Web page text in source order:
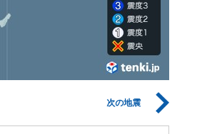
次の地震